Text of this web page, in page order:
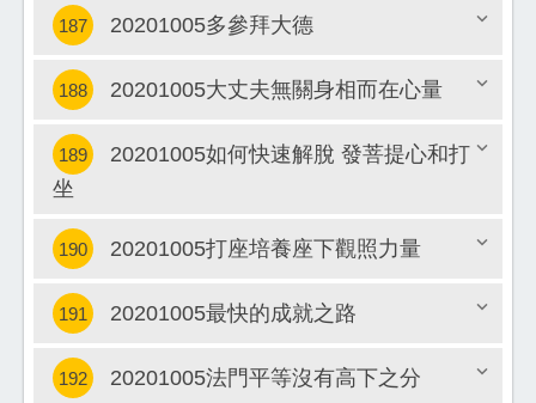
關閉
關閉
187 20201005多參拜大德
關閉
188 20201005大丈夫無關身相而在心量
189
20201005如何快速解脫 發菩提心和打
坐
關閉
190 20201005打座培養座下觀照力量
關閉
191 20201005最快的成就之路
192 20201005法門平等沒有高下之分